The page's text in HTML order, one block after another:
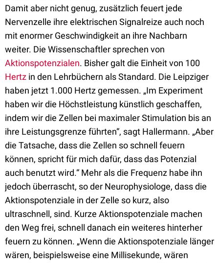
Damit aber nicht genug, zusätzlich feuert jede
Nervenzelle ihre elektrischen Signalreize auch noch
mit enormer Geschwindigkeit an ihre Nachbarn
weiter. Die Wissenschaftler sprechen von
Aktionspotenzialen. Bisher galt die Einheit von 100
Hertz in den Lehrbüchern als Standard. Die Leipziger
haben jetzt 1.000 Hertz gemessen. „Im Experiment
haben wir die Höchstleistung künstlich geschaffen,
indem wir die Zellen bei maximaler Stimulation bis an
ihre Leistungsgrenze führten“, sagt Hallermann. „Aber
die Tatsache, dass die Zellen so schnell feuern
können, spricht für mich dafür, dass das Potenzial
auch benutzt wird.“ Mehr als die Frequenz habe ihn
jedoch überrascht, so der Neurophysiologe, dass die
Aktionspotenziale in der Zelle so kurz, also
ultraschnell, sind. Kurze Aktionspotenziale machen
den Weg frei, schnell danach ein weiteres hinterher
feuern zu können. „Wenn die Aktionspotenziale länger
wären, beispielsweise eine Millisekunde, wären